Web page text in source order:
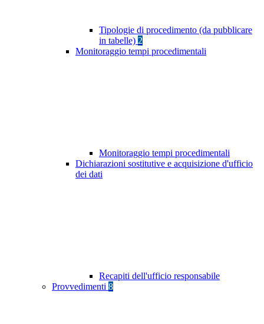
Tipologie di procedimento (da pubblicare
in tabelle) 2
Monitoraggio tempi procedimentali
Monitoraggio tempi procedimentali
Dichiarazioni sostitutive e acquisizione d'ufficio
dei dati
Recapiti dell'ufficio responsabile
Provvedimenti 8